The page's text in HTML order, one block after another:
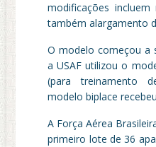
modificações
também alargamento
O modelo começou a
a USAF utilizou o
(para treinamento
modelo biplace
A Força Aérea
primeiro lote de 36